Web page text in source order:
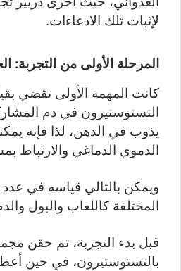
لإثبات تلك الادعاءات.
المرحلة الأولى من التجربة:
كانت المهمة الأولى تقضي
التستوستيرون في دم
يذوب في الدهن، لذا فإنه
الدموي الدماغي والارتباط
ويمكن بالتالي قياسه في
المختلفة كاللعاب والبول
قبل بدء التجربة، تم حقن
بالتستوستيرون، في حين